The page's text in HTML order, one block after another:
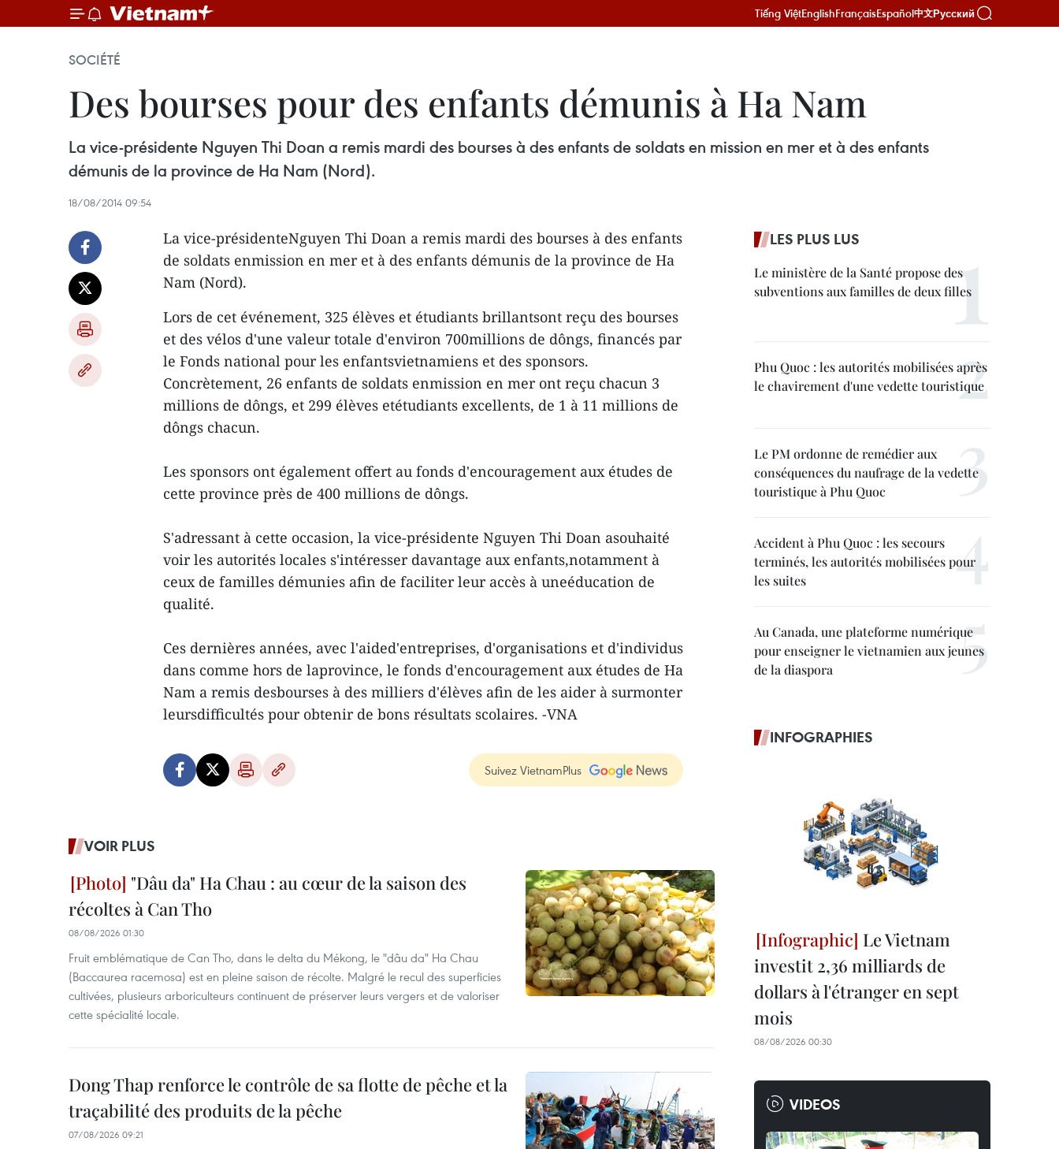
Tiếng ViệtEnglishFrançaisEspañol中文Русский
SOCIÉTÉ
Des bourses pour des enfants démunis à Ha Nam
La vice-présidente Nguyen Thi Doan a remis mardi des bourses à des enfants de soldats en mission en mer et à des enfants
démunis de la province de Ha Nam (Nord).
18/08/2014 09:54
La vice-présidenteNguyen Thi Doan a remis mardi des bourses à des enfants
de soldats enmission en mer et à des enfants démunis de la province de Ha
Nam (Nord).
Lors de cet événement, 325 élèves et étudiants brillantsont reçu des bourses
et des vélos d'une valeur totale d'environ 700millions de dôngs, financés par
le Fonds national pour les enfantsvietnamiens et des sponsors.
Concrètement, 26 enfants de soldats enmission en mer ont reçu chacun 3
millions de dôngs, et 299 élèves etétudiants excellents, de 1 à 11 millions de
dôngs chacun.
Les sponsors ont également offert au fonds d'encouragement aux études de
cette province près de 400 millions de dôngs.
S'adressant à cette occasion, la vice-présidente Nguyen Thi Doan asouhaité
voir les autorités locales s'intéresser davantage aux enfants,notamment à
ceux de familles démunies afin de faciliter leur accès à uneéducation de
qualité.
Ces dernières années, avec l'aided'entreprises, d'organisations et d'individus
dans comme hors de laprovince, le fonds d'encouragement aux études de Ha
Nam a remis desbourses à des milliers d'élèves afin de les aider à surmonter
leursdifficultés pour obtenir de bons résultats scolaires. -VNA
Suivez VietnamPlus
VOIR PLUS
"Dâu da" Ha Chau : au cœur de la saison des
récoltes à Can Tho
08/08/2026 01:30
Fruit emblématique de Can Tho, dans le delta du Mékong, le "dâu da" Ha Chau
(Baccaurea racemosa) est en pleine saison de récolte. Malgré le recul des superficies
cultivées, plusieurs arboriculteurs continuent de préserver leurs vergers et de valoriser
cette spécialité locale.
Dong Thap renforce le contrôle de sa flotte de pêche et la
traçabilité des produits de la pêche
07/08/2026 09:21
LES PLUS LUS
Le ministère de la Santé propose des
subventions aux familles de deux filles
Phu Quoc : les autorités mobilisées après
le chavirement d'une vedette touristique
Le PM ordonne de remédier aux
conséquences du naufrage de la vedette
touristique à Phu Quoc
Accident à Phu Quoc : les secours
terminés, les autorités mobilisées pour
les suites
Au Canada, une plateforme numérique
pour enseigner le vietnamien aux jeunes
de la diaspora
INFOGRAPHIES
Le Vietnam
investit 2,36 milliards de
dollars à l'étranger en sept
mois
08/08/2026 00:30
VIDEOS